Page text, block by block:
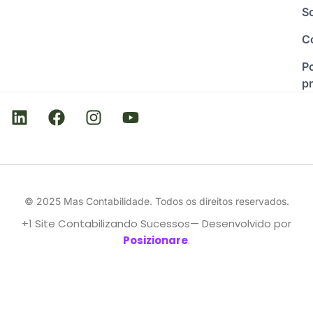
© 2025 Mas Contabilidade. Todos os direitos reservados.
+1 Site Contabilizando Sucessos— Desenvolvido por
Posizionare.